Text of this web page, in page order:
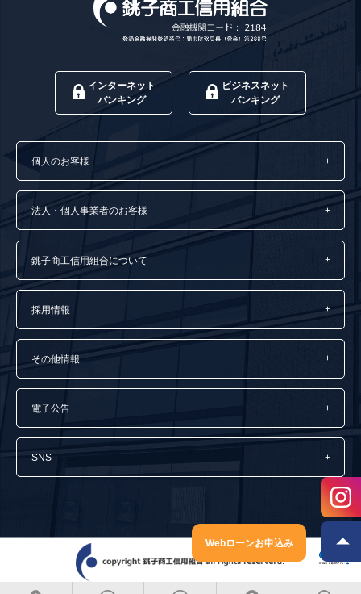
インターネット
バンキング
ビジネスネット
バンキング
個人のお客様
法人・個人事業者のお客様
銚子商工信用組合について
採用情報
その他情報
電子公告
SNS
Webローンお申込み